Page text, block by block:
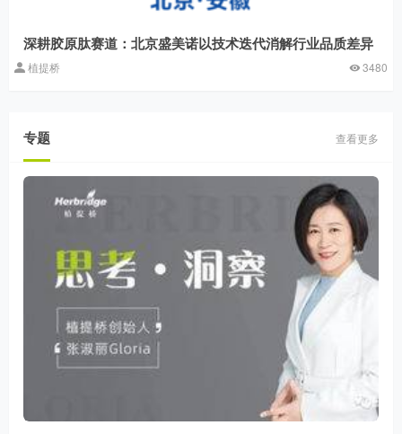
深耕胶原肽赛道：北京盛美诺以技术迭代消解行业品质差异
植提桥 3480
专题 查看更多